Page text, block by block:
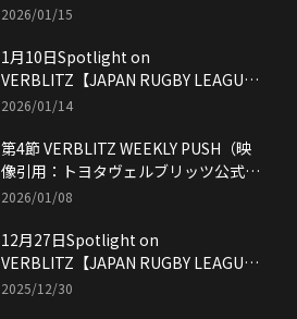
YouTubeチャンネル）
2026/01/15
1月10日Spotlight on
VERBLITZ【JAPAN RUGBY LEAGUE
ONE】映像引用：トヨタヴェルブリッ
2026/01/14
第4節 VERBLITZ WEEKLY PUSH（映
像引用：トヨタヴェルブリッツ公式
YouTubeチャンネル）
2026/01/08
12月27日Spotlight on
VERBLITZ【JAPAN RUGBY LEAGUE
ONE】映像引用：トヨタヴェルブリッ
2025/12/30